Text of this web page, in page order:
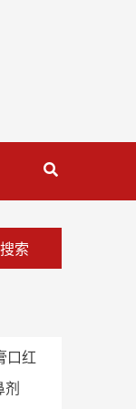
口红
剂